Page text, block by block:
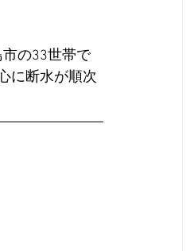
の33世帯で
に断水が順次